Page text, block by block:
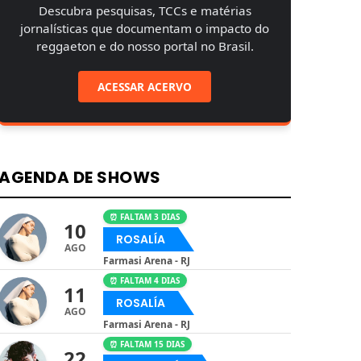
Descubra pesquisas, TCCs e matérias
jornalísticas que documentam o impacto do
reggaeton e do nosso portal no Brasil.
ACESSAR ACERVO
DE SHOWS
10
AGO
⏰ FALTAM 3 DIAS
ROSALÍA
Farmasi Arena - RJ
11
AGO
⏰ FALTAM 4 DIAS
ROSALÍA
Farmasi Arena - RJ
⏰ FALTAM 15 DIAS